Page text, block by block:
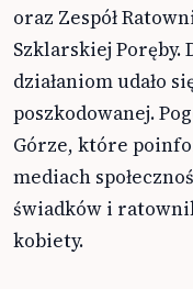
oraz Zespół
Szklarskiej Poręby.
działaniom udało
poszkodowanej.
Górze, które
mediach
świadków i
kobiety.